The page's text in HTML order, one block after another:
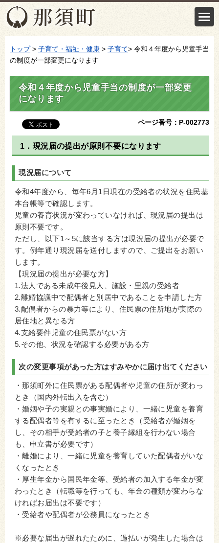
トップ> 子育て・福祉・健康 > 子育て> 令和４年度から児童手当
の制度が一部変更になります
令和４年度から児童手当の制度が一部変更
になります
ページ番号：P-002773
1．現況届の提出が原則不要になります
現況届について
令和4年度から、毎年6月1日現在の受給者の状況を住民基
本台帳等で確認します。
児童の養育状況が変わっていなければ、現況届の提出は
原則不要です。
ただし、以下1～5に該当する方は現況届の提出が必要で
す。例年通り現況届を送付しますので、ご提出をお願い
します。
【現況届の提出が必要な方】
1.法人である未成年後見人、施設・里親の受給者
2.離婚協議中で配偶者と別居中であることを申請した方
3.配偶者からの暴力等により、住民票の住所地が実際の
居住地と異なる方
4.支給要件児童の住民票がない方
5.その他、状況を確認する必要がある方
次の変更事項があった方はすみやかに届け出てください
・那須町外に住民票がある配偶者や児童の住所が変わっ
とき（国内外転出入を含む）
・婚姻や子の実親との事実婚により、一緒に児童を養育
する配偶者等を有するに至ったとき（受給者が婚姻を
し、その相手が受給者の子と養子縁組を行わない場合
も、申立書が必要です）
・離婚により、一緒に児童を養育していた配偶者がいな
くなったとき
・厚生年金から国民年金等、受給者の加入する年金が変
わったとき（転職等を行っても、年金の種類が変わらな
ければお届出は不要です）
・受給者や配偶者が公務員になったとき
※必要な届出が遅れたために、過払いが発生した場合は